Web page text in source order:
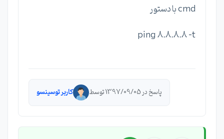
cmd با دستور
ping 8.8.8.8 -t
پاسخ در 1397/09/05 توسط کاربر توسینسو